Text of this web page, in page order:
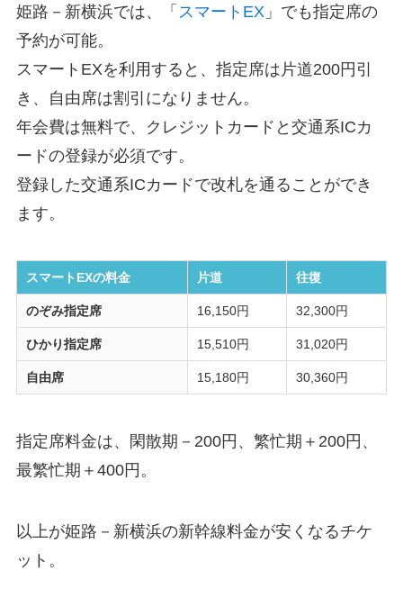
姫路－新横浜では、「 スマートEX」でも指定席の
予約が可能。
スマートEXを利用すると、指定席は片道200円引
き、自由席は割引になりません。
年会費は無料で、クレジットカードと交通系ICカ
ードの登録が必須です。
登録した交通系ICカードで改札を通ることができ
ます。
スマートEXの料金 片道 往復
のぞみ指定席 16,150円 32,300円
ひかり指定席 15,510円 31,020円
自由席 15,180円 30,360円
指定席料金は、閑散期－200円、繁忙期＋200円、
最繁忙期＋400円。
以上が姫路－新横浜の新幹線料金が安くなるチケ
ット。